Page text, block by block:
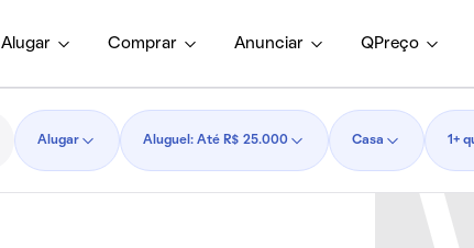
Alugar Comprar Anunciar QPreço
Alugar Aluguel: Até R$ 25.000 Casa 1+